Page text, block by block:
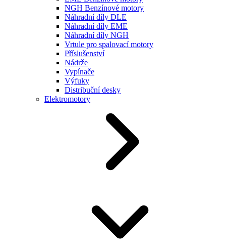
NGH Benzínové motory
Náhradní díly DLE
Náhradní díly EME
Náhradní díly NGH
Vrtule pro spalovací motory
Příslušenství
Nádrže
Vypínače
Výfuky
Distribuční desky
Elektromotory